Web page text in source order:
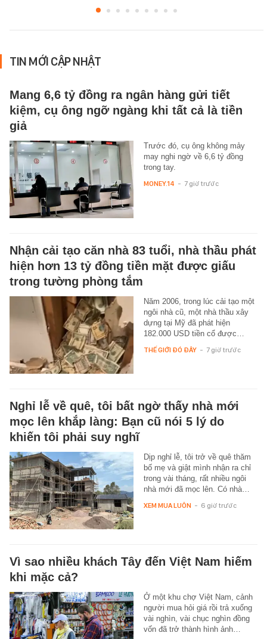
TIN MỚI CẬP NHẬT
Mang 6,6 tỷ đồng ra ngân hàng gửi tiết
kiệm, cụ ông ngỡ ngàng khi tất cả là tiền
giả
Trước đó, cụ ông không mảy
may nghi ngờ về 6,6 tỷ đồng
trong tay.
MONEY.14 - 7 giờ trước
Nhận cải tạo căn nhà 83 tuổi, nhà thầu phát
hiện hơn 13 tỷ đồng tiền mặt được giấu
trong tường phòng tắm
Năm 2006, trong lúc cải tạo một
ngôi nhà cũ, một nhà thầu xây
dựng tại Mỹ đã phát hiện
182.000 USD tiền cổ được…
THẾ GIỚI ĐÓ ĐÂY - 7 giờ trước
Nghỉ lễ về quê, tôi bất ngờ thấy nhà mới
mọc lên khắp làng: Bạn cũ nói 5 lý do
khiến tôi phải suy nghĩ
Dịp nghỉ lễ, tôi trở về quê thăm
bố mẹ và giật mình nhận ra chỉ
trong vài tháng, rất nhiều ngôi
nhà mới đã mọc lên. Có nhà…
XEM MUA LUÔN - 6 giờ trước
Vì sao nhiều khách Tây đến Việt Nam hiếm
khi mặc cả?
Ở một khu chợ Việt Nam, cảnh
người mua hỏi giá rồi trả xuống
vài nghìn, vài chục nghìn đồng
vốn đã trở thành hình ảnh…